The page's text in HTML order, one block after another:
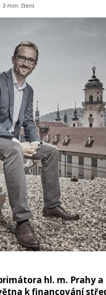
3 min. čtení
hl. m. Prahy
k financování